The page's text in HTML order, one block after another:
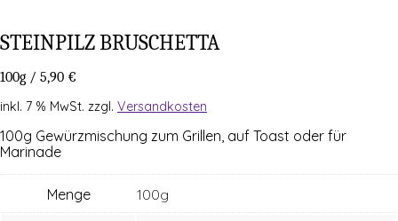
STEIN­PILZ BRUSCHETTA
100g / 5,90 €
inkl. 7 % MwSt. zzgl. Versandkosten
100g Gewürz­mi­schung zum Gril­len, auf Toast oder für
Marinade
Menge 100g